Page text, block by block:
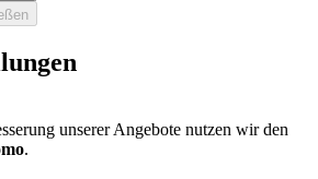
unserer Angebote nutzen wir den
.